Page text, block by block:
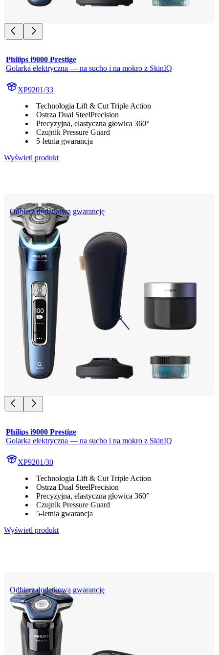
Philips i9000 Prestige
Golarka elektryczna — na sucho i na mokro z SkinIQ
XP9201/33
Technologia Lift & Cut Triple Action
Ostrza Dual SteelPrecision
Precyzyjna, elastyczna głowica 360°
Czujnik Pressure Guard
5-letnia gwarancja
Wyświetl produkt
Odbierz dodatkową gwarancję
Philips i9000 Prestige
Golarka elektryczna — na sucho i na mokro z SkinIQ
XP9201/30
Technologia Lift & Cut Triple Action
Ostrza Dual SteelPrecision
Precyzyjna, elastyczna głowica 360°
Czujnik Pressure Guard
5-letnia gwarancja
Wyświetl produkt
Odbierz dodatkową gwarancję